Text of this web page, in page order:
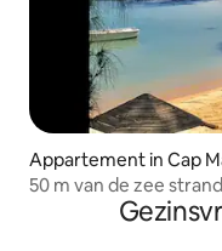
Appartement in Cap
50 m van de zee